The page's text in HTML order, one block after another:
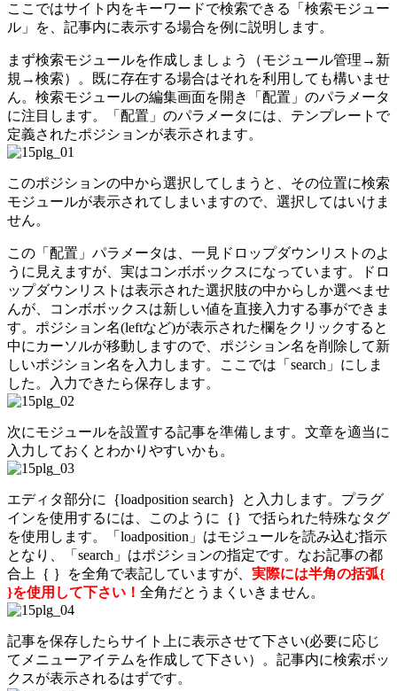
ここではサイト内をキーワードで検索できる「検索モジュー
ル」を、記事内に表示する場合を例に説明します。
まず検索モジュールを作成しましょう（モジュール管理→新
規→検索）。既に存在する場合はそれを利用しても構いませ
ん。検索モジュールの編集画面を開き「配置」のパラメータ
に注目します。「配置」のパラメータには、テンプレートで
定義されたポジションが表示されます。
このポジションの中から選択してしまうと、その位置に検索
モジュールが表示されてしまいますので、選択してはいけま
せん。
この「配置」パラメータは、一見ドロップダウンリストのよ
うに見えますが、実はコンボボックスになっています。ドロ
ップダウンリストは表示された選択肢の中からしか選べませ
んが、コンボボックスは新しい値を直接入力する事ができま
す。ポジション名(leftなど)が表示された欄をクリックすると
中にカーソルが移動しますので、ポジション名を削除して新
しいポジション名を入力します。ここでは「search」にしま
した。入力できたら保存します。
次にモジュールを設置する記事を準備します。文章を適当に
入力しておくとわかりやすいかも。
エディタ部分に｛loadposition search｝と入力します。プラグ
インを使用するには、このように｛｝で括られた特殊なタグ
を使用します。「loadposition」はモジュールを読み込む指示
となり、「search」はポジションの指定です。なお記事の都
合上｛ ｝を全角で表記していますが、 実際には半角の括弧{
}を使用して下さい！ 全角だとうまくいきません。
記事を保存したらサイト上に表示させて下さい(必要に応じ
てメニューアイテムを作成して下さい）。記事内に検索ボッ
クスが表示されるはずです。